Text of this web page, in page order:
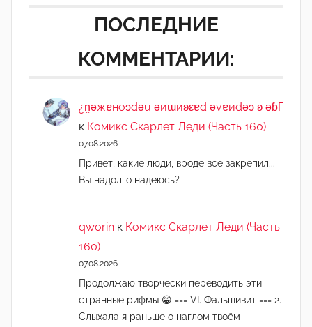
ПОСЛЕДНИЕ
КОММЕНТАРИИ:
¿n̯ǝжɐноɔdǝu ǝиɯиʚεɐd ǝvɐиdǝɔ ʚ ǝɓГ
к Комикс Скарлет Леди (Часть 160)
07.08.2026
Привет, какие люди, вроде всё закрепил...
Вы надолго надеюсь?
qworin к Комикс Скарлет Леди (Часть
160)
07.08.2026
Продолжаю творчески переводить эти
странные рифмы 😁 === VI. Фальшивит === 2.
Слыхала я раньше о наглом твоём